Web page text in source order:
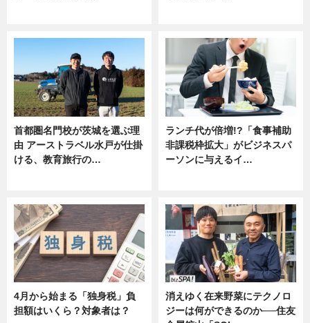
首都圏名門校が茨城を選ぶ理
由 アーストラベル水戸が仕掛
ける、教育旅行の…
ランチ代が倍増!?「食事補助
非課税枠拡大」がビジネスパ
ーソンに与えるイ…
4月から始まる「独身税」負
担額はいくら？対象者は？
消えゆく在来野菜にテクノロ
ジーは何ができるのか──住友